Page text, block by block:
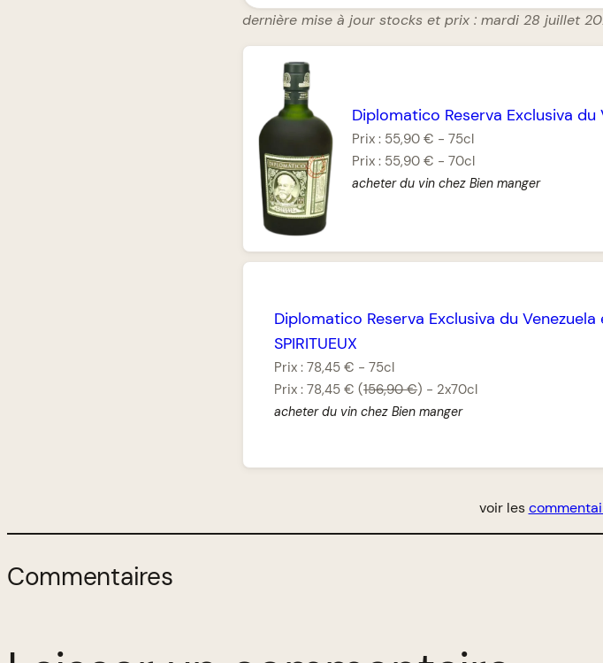
dernière mise à jour stocks et prix : mardi 28 juillet
Diplomatico Reserva Exclusiva du
Prix : 55,90 € -75cl
Prix : 55,90 € -70cl
acheter du vin chez Bien manger
Diplomatico Reserva Exclusiva du Venezuela
SPIRITUEUX
Prix :78,45 € -75cl
Prix :78,45 € (156,90 €) - 2x70cl
acheter du vin chez Bien manger
voir les
Commentaires